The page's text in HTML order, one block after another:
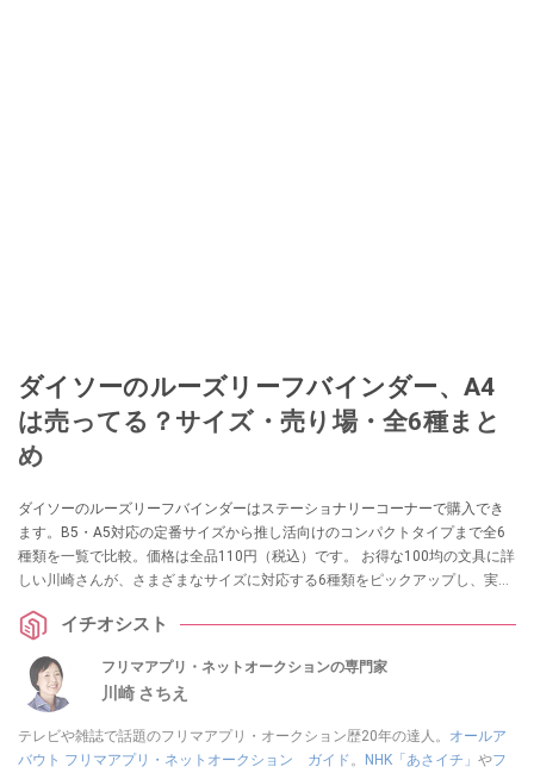
ダイソーのルーズリーフバインダー、A4
は売ってる？サイズ・売り場・全6種まと
め
ダイソーのルーズリーフバインダーはステーショナリーコーナーで購入でき
ます。B5・A5対応の定番サイズから推し活向けのコンパクトタイプまで全6
種類を一覧で比較。価格は全品110円（税込）です。 お得な100均の文具に詳
しい川崎さんが、さまざまなサイズに対応する6種類をピックアップし、実際
イチオシスト
フリマアプリ・ネットオークションの専門家
川崎 さちえ
テレビや雑誌で話題のフリマアプリ・オークション歴20年の達人。 オールア
バウト フリマアプリ・ネットオークション ガイド 。 NHK「あさイチ」 やフ